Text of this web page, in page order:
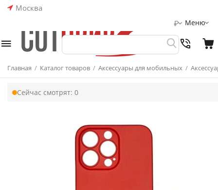
Москва
Меню
₽
Главная / Каталог товаров / Аксессуары для мобильных /
Сейчас смотрят: 0